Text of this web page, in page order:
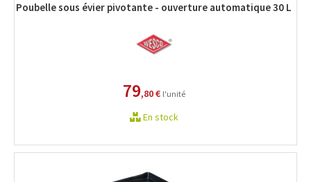
Poubelle sous évier pivotante - ouverture automatique 30 L
79,80 € l'unité
En stock